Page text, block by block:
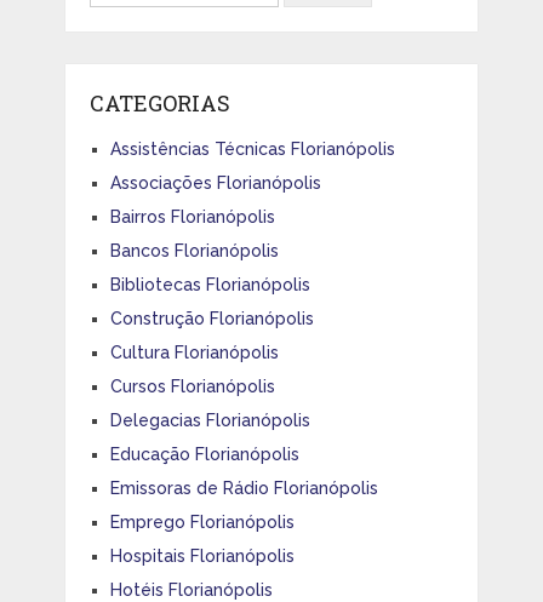
CATEGORIAS
Assistências Técnicas Florianópolis
Associações Florianópolis
Bairros Florianópolis
Bancos Florianópolis
Bibliotecas Florianópolis
Construção Florianópolis
Cultura Florianópolis
Cursos Florianópolis
Delegacias Florianópolis
Educação Florianópolis
Emissoras de Rádio Florianópolis
Emprego Florianópolis
Hospitais Florianópolis
Hotéis Florianópolis